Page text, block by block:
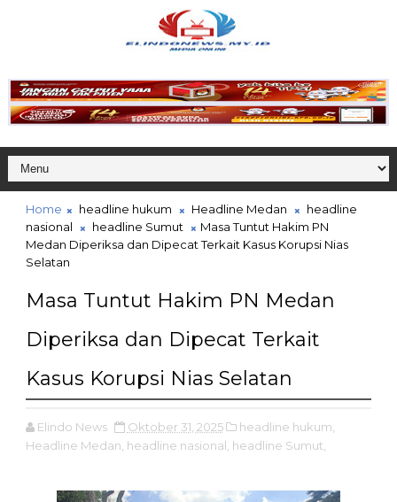
Home headline hukum Headline Medan
headline
nasional
headline Sumut
Masa Tuntut Hakim PN
Medan Diperiksa dan Dipecat Terkait Kasus Korupsi Nias
Selatan
Masa Tuntut Hakim PN Medan
Diperiksa dan Dipecat Terkait
Kasus Korupsi Nias Selatan
Elindo News Oktober 31, 2025
headline hukum,
Headline Medan, headline nasional, headline Sumut,